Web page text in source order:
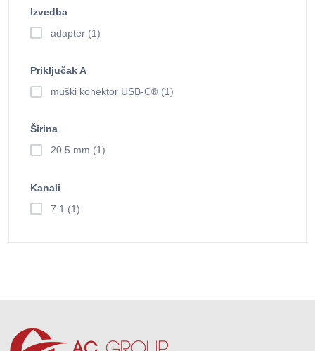
Izvedba
adapter (1)
Priključak A
muški konektor USB-C® (1)
Širina
20.5 mm (1)
Kanali
7.1 (1)